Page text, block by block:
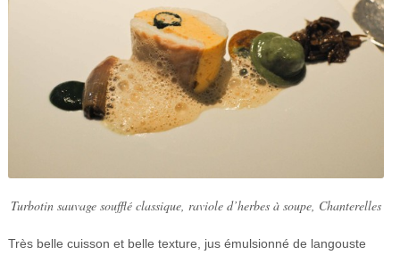
Turbotin sauvage soufflé classique, raviole d’herbes à soupe, Chanterelles
Très belle cuisson et belle texture, jus émulsionné de langouste